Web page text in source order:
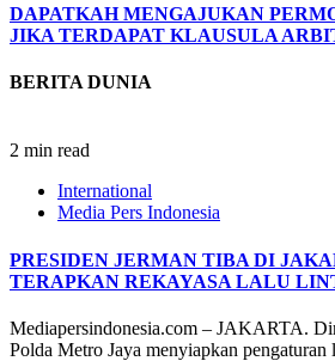
DAPATKAH MENGAJUKAN
JIKA TERDAPAT KLAUSULA
BERITA DUNIA
2 min read
International
Media Pers Indonesia
PRESIDEN JERMAN TIBA DI
TERAPKAN REKAYASA LALU
Mediapersindonesia.com – JAKARTA.
Polda Metro Jaya menyiapkan pengaturan